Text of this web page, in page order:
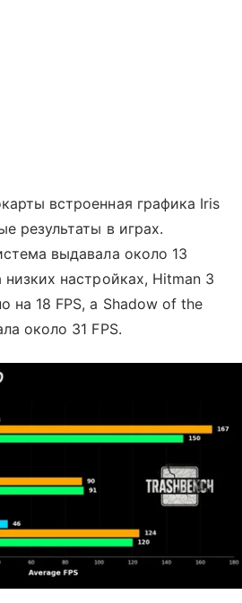
встроенная графика Iris
результаты в играх.
выдавала около 13
низких настройках, Hitman 3
на 18 FPS, а Shadow of the
около 31 FPS.